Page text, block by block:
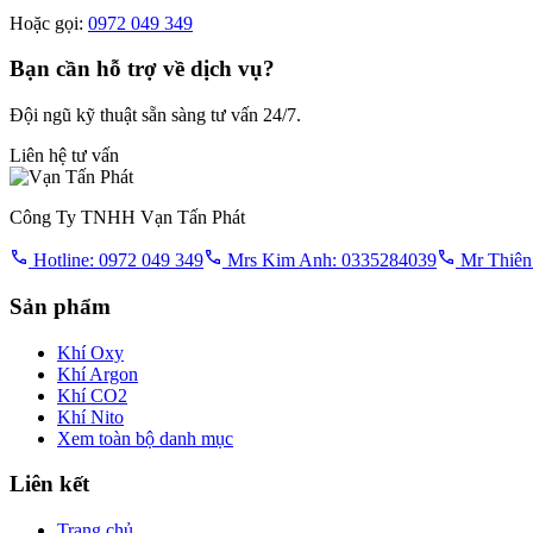
Hoặc gọi: 0972 049 349
Bạn cần hỗ trợ về dịch vụ?
Đội ngũ kỹ thuật sẵn sàng tư vấn 24/7.
Liên hệ tư vấn
Công Ty TNHH Vạn Tấn Phát
Hotline: 0972 049 349 Mrs Kim Anh: 0335284039 Mr
Sản phẩm
Khí Oxy
Khí Argon
Khí CO2
Khí Nito
Xem toàn bộ danh mục
Liên kết